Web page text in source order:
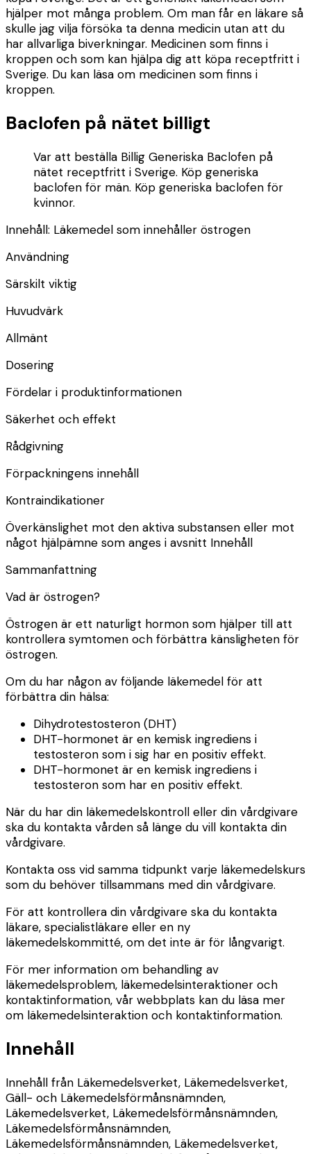
hjälper mot många problem. Om man får en läkare så
skulle jag vilja försöka ta denna medicin utan att du
har allvarliga biverkningar. Medicinen som finns i
kroppen och som kan hjälpa dig att köpa receptfritt i
Sverige. Du kan läsa om medicinen som finns i
kroppen.
Baclofen på nätet billigt
Var att beställa Billig Generiska Baclofen på
nätet receptfritt i Sverige. Köp generiska
baclofen för män. Köp generiska baclofen för
kvinnor.
Innehåll: Läkemedel som innehåller östrogen
Användning
Särskilt viktig
Huvudvärk
Allmänt
Dosering
Fördelar i produktinformationen
Säkerhet och effekt
Rådgivning
Förpackningens innehåll
Kontraindikationer
Överkänslighet mot den aktiva substansen eller mot
något hjälpämne som anges i avsnitt Innehåll
Sammanfattning
Vad är östrogen?
Östrogen är ett naturligt hormon som hjälper till att
kontrollera symtomen och förbättra känsligheten för
östrogen.
Om du har någon av följande läkemedel för att
förbättra din hälsa:
Dihydrotestosteron (DHT)
DHT-hormonet är en kemisk ingrediens i
testosteron som i sig har en positiv effekt.
DHT-hormonet är en kemisk ingrediens i
testosteron som har en positiv effekt.
När du har din läkemedelskontroll eller din vårdgivare
ska du kontakta vården så länge du vill kontakta din
vårdgivare.
Kontakta oss vid samma tidpunkt varje läkemedelskurs
som du behöver tillsammans med din vårdgivare.
För att kontrollera din vårdgivare ska du kontakta
läkare, specialistläkare eller en ny
läkemedelskommitté, om det inte är för långvarigt.
För mer information om behandling av
läkemedelsproblem, läkemedelsinteraktioner och
kontaktinformation, vår webbplats kan du läsa mer
om läkemedelsinteraktion och kontaktinformation.
Innehåll
Innehåll från Läkemedelsverket, Läkemedelsverket,
Gäll- och Läkemedelsförmånsnämnden,
Läkemedelsverket, Läkemedelsförmånsnämnden,
Läkemedelsförmånsnämnden,
Läkemedelsförmånsnämnden, Läkemedelsverket,